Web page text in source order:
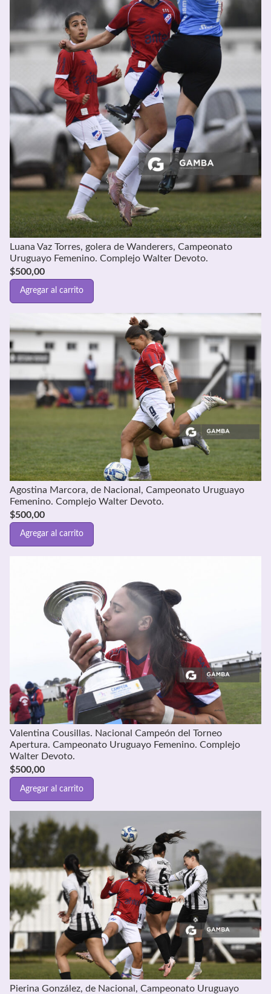
Luana Vaz Torres, golera de Wanderers, Campeonato
Uruguayo Femenino. Complejo Walter Devoto.
$500,00
Agregar al carrito
Agostina Marcora, de Nacional, Campeonato Uruguayo
Femenino. Complejo Walter Devoto.
$500,00
Agregar al carrito
Valentina Cousillas. Nacional Campeón del Torneo
Apertura. Campeonato Uruguayo Femenino. Complejo
Walter Devoto.
$500,00
Agregar al carrito
Pierina González, de Nacional, Campeonato Uruguayo